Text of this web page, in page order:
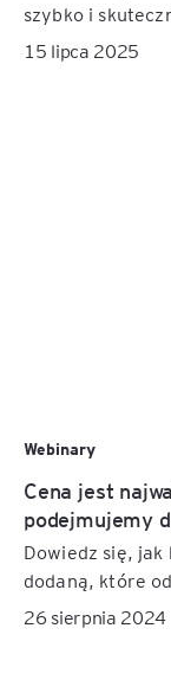
szybko i
15 lipca 2025
Webinary
Cena jest
podejmujemy
Dowiedz się,
dodaną, które
26 sierpnia 2024